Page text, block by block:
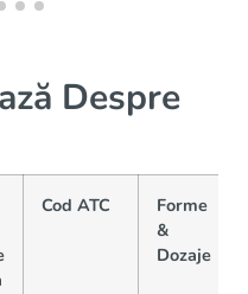
Despre
Cod ATC
Forme
&
Dozaje